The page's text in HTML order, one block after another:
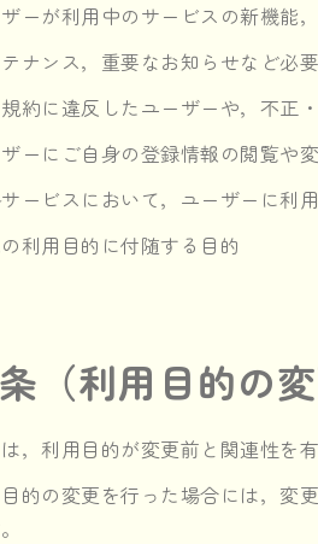
ーが利用中のサービスの新機能
ナンス，重要なお知らせなど必
約に違反したユーザーや，不正
ーにご自身の登録情報の閲覧や
ービスにおいて，ユーザーに利
利用目的に付随する目的
（利用目的の変
，利用目的が変更前と関連性を
的の変更を行った場合には，変